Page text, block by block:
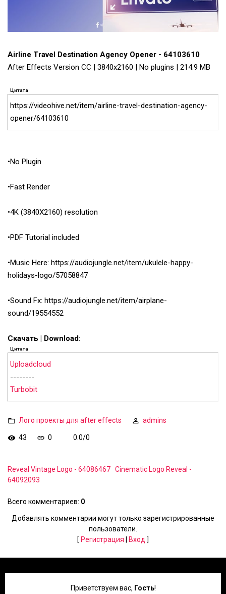
Airline Travel Destination Agency Opener - 64103610
After Effects Version CC | 3840x2160 | No plugins | 214.9 MB
Цитата
https://videohive.net/item/airline-travel-destination-agency-
opener/64103610
•No Plugin
•Fast Render
•4K (3840X2160) resolution
•PDF Tutorial included
•Music Here: https://audiojungle.net/item/ukulele-happy-
holidays-logo/57058847
•Sound Fx: https://audiojungle.net/item/airplane-
sound/19554552
Скачать | Download:
Цитата
Uploadcloud
--------
Turbobit
Лого проекты для after effects admins
43 0 0.0/0
Reveal Vintage Logo - 64086467 Cinematic Logo Reveal -
64092093
Всего комментариев: 0
Добавлять комментарии могут только зарегистрированные
пользователи.
[ Регистрация Вход ]
Приветствуем вас, Гость!